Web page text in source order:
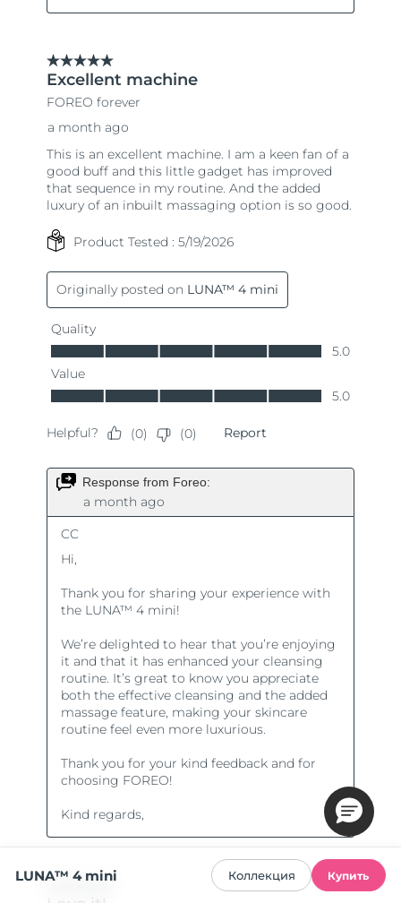
LUNA™ 4 mini Коллекция Купить